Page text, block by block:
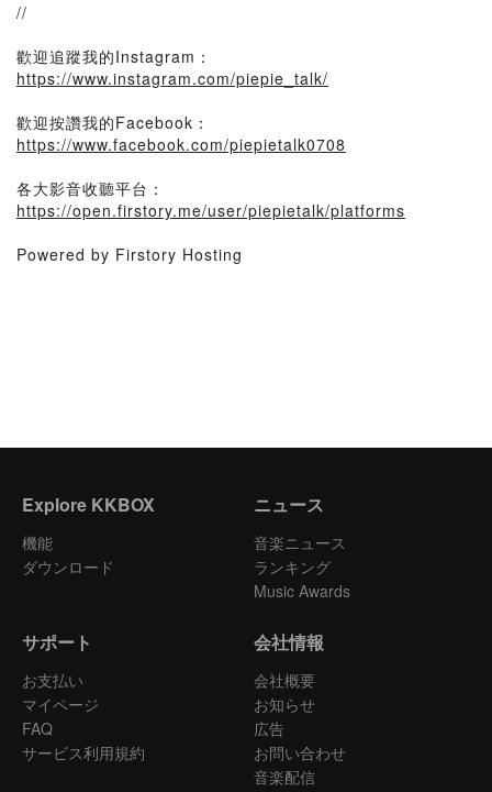
//
歡迎追蹤我的Instagram：
https://www.instagram.com/piepie_talk/
歡迎按讚我的Facebook：
https://www.facebook.com/piepietalk0708
各大影音收聽平台：
https://open.firstory.me/user/piepietalk/platforms
Powered by Firstory Hosting
Explore KKBOX
機能
ダウンロード
ニュース
音楽ニュース
ランキング
Music Awards
サポート
お支払い
マイページ
FAQ
サービス利用規約
会社情報
会社概要
お知らせ
広告
お問い合わせ
音楽配信